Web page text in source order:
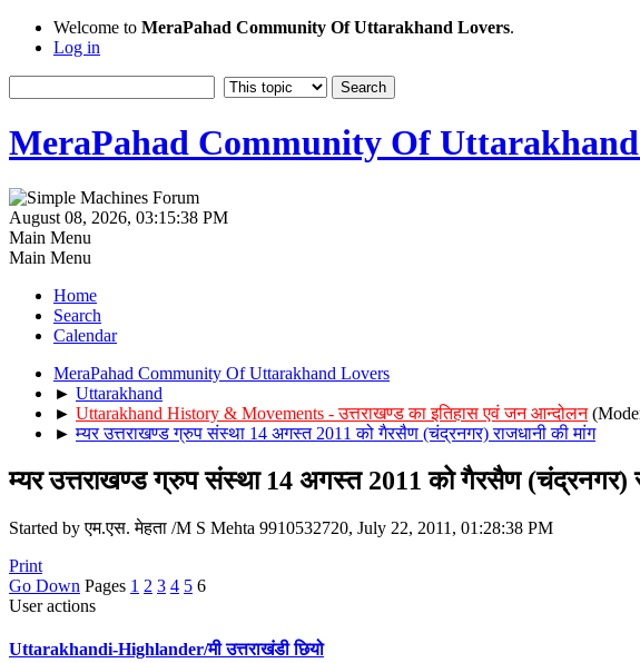
Welcome to MeraPahad Community Of Uttarakhand Lovers.
Log in
MeraPahad Community Of
August 08, 2026, 03:15:38 PM
Main Menu
Main Menu
Home
Search
Calendar
MeraPahad Community Of Uttarakhand Lovers
► Uttarakhand
► Uttarakhand History & Movements - उत्तराखण्ड का इतिहास एवं जन आन्दोलन
►म्यर उत्तराखण्ड ग्रुप संस्था 14 अगस्त 2011 को गैरसैण (चंद्रनगर) राजधानी की मांग
म्यर उत्तराखण्ड ग्रुप संस्था 14 अगस्त 2011 को गैरसैण (चंद्रनगर)
Started by एम.एस. मेहता /M S Mehta 9910532720, July 22, 2011, 01:28:38 PM
Print
Go Down Pages 1 2 3 4 5 6
User actions
Uttarakhandi-Highlander/मी उत्तराखंडी छियो